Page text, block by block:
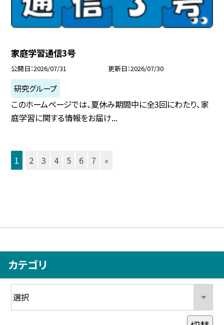
家庭学習通信3号
公開日 2026/07/31 更新日 2026/07/30
研究グループ
このホームページでは、夏休み期間中に全3回にわたり、家
庭学習に関する情報をお届け...
1 2 3 4 5 6 7 »
カテゴリ